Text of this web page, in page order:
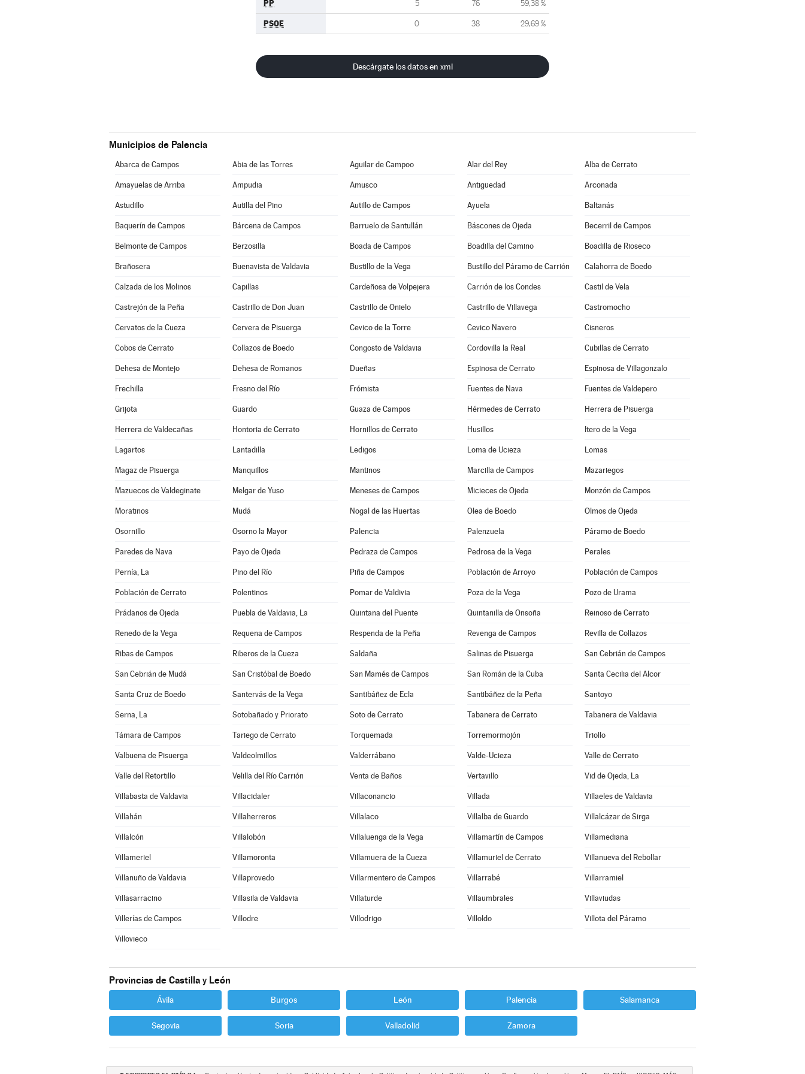
PP 5 76 59,38 %
PSOE 0 38 29,69 %
Descárgate los datos en xml
Municipios de Palencia
Abarca de Campos Abia de las Torres Aguilar de Campoo Alar del Rey Alba de Cerrato
Amayuelas de Arriba Ampudia Amusco Antigüedad Arconada
Astudillo Autilla del Pino Autillo de Campos Ayuela Baltanás
Baquerín de Campos Bárcena de Campos Barruelo de Santullán Báscones de Ojeda Becerril de Campos
Belmonte de Campos Berzosilla Boada de Campos Boadilla del Camino Boadilla de Rioseco
Brañosera Buenavista de Valdavia Bustillo de la Vega Bustillo del Páramo de Carrión Calahorra de Boedo
Calzada de los Molinos Capillas Cardeñosa de Volpejera Carrión de los Condes Castil de Vela
Castrejón de la Peña Castrillo de Don Juan Castrillo de Onielo Castrillo de Villavega Castromocho
Cervatos de la Cueza Cervera de Pisuerga Cevico de la Torre Cevico Navero Cisneros
Cobos de Cerrato Collazos de Boedo Congosto de Valdavia Cordovilla la Real Cubillas de Cerrato
Dehesa de Montejo Dehesa de Romanos Dueñas Espinosa de Cerrato Espinosa de Villagonzalo
Frechilla Fresno del Río Frómista Fuentes de Nava Fuentes de Valdepero
Grijota Guardo Guaza de Campos Hérmedes de Cerrato Herrera de Pisuerga
Herrera de Valdecañas Hontoria de Cerrato Hornillos de Cerrato Husillos Itero de la Vega
Lagartos Lantadilla Ledigos Loma de Ucieza Lomas
Magaz de Pisuerga Manquillos Mantinos Marcilla de Campos Mazariegos
Mazuecos de Valdeginate Melgar de Yuso Meneses de Campos Micieces de Ojeda Monzón de Campos
Moratinos Mudá Nogal de las Huertas Olea de Boedo Olmos de Ojeda
Osornillo Osorno la Mayor Palencia Palenzuela Páramo de Boedo
Paredes de Nava Payo de Ojeda Pedraza de Campos Pedrosa de la Vega Perales
Pernía, La Pino del Río Piña de Campos Población de Arroyo Población de Campos
Población de Cerrato Polentinos Pomar de Valdivia Poza de la Vega Pozo de Urama
Prádanos de Ojeda Puebla de Valdavia, La Quintana del Puente Quintanilla de Onsoña Reinoso de Cerrato
Renedo de la Vega Requena de Campos Respenda de la Peña Revenga de Campos Revilla de Collazos
Ribas de Campos Riberos de la Cueza Saldaña Salinas de Pisuerga San Cebrián de Campos
San Cebrián de Mudá San Cristóbal de Boedo San Mamés de Campos San Román de la Cuba Santa Cecilia del Alcor
Santa Cruz de Boedo Santervás de la Vega Santibáñez de Ecla Santibáñez de la Peña Santoyo
Serna, La Sotobañado y Priorato Soto de Cerrato Tabanera de Cerrato Tabanera de Valdavia
Támara de Campos Tariego de Cerrato Torquemada Torremormojón Triollo
Valbuena de Pisuerga Valdeolmillos Valderrábano Valde-Ucieza Valle de Cerrato
Valle del Retortillo Velilla del Río Carrión Venta de Baños Vertavillo Vid de Ojeda, La
Villabasta de Valdavia Villacidaler Villaconancio Villada Villaeles de Valdavia
Villahán Villaherreros Villalaco Villalba de Guardo Villalcázar de Sirga
Villalcón Villalobón Villaluenga de la Vega Villamartín de Campos Villamediana
Villameriel Villamoronta Villamuera de la Cueza Villamuriel de Cerrato Villanueva del Rebollar
Villanuño de Valdavia Villaprovedo Villarmentero de Campos Villarrabé Villarramiel
Villasarracino Villasila de Valdavia Villaturde Villaumbrales Villaviudas
Villerías de Campos Villodre Villodrigo Villoldo Villota del Páramo
Villovieco
Provincias de Castilla y León
Ávila Burgos León Palencia Salamanca
Segovia Soria Valladolid Zamora